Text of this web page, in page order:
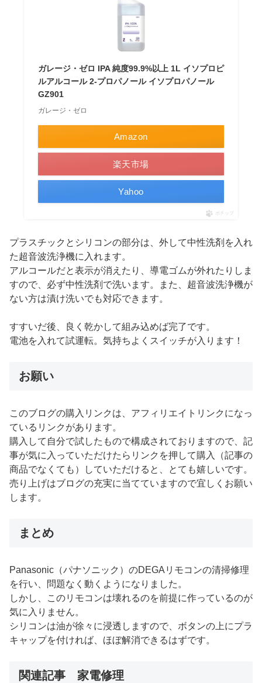
ガレージ・ゼロ IPA 純度99.9%以上 1L イソプロピ
ルアルコール 2-プロパノール イソプロパノール
GZ901
ガレージ・ゼロ
Amazon
楽天市場
Yahoo
ポチップ
プラスチックとシリコンの部分は、外して中性洗剤を入れ
た超音波洗浄機に入れます。
アルコールだと表示が消えたり、導電ゴムが外れたりしま
すので、必ず中性洗剤で洗います。また、超音波洗浄機が
ない方は漬け洗いでも対応できます。
すすいだ後、良く乾かして組み込めば完了です。
電池を入れて試運転。気持ちよくスイッチが入ります！
お願い
このブログの購入リンクは、アフィリエイトリンクになっ
ているリンクがあります。
購入して自分で試したもので構成されておりますので、記
事が気に入っていただけたらリンクを押して購入（記事の
商品でなくても）していただけると、とても嬉しいです。
売り上げはブログの充実に当てていますので宜しくお願い
します。
まとめ
Panasonic（パナソニック）のDEGAリモコンの清掃修理
を行い、問題なく動くようになりました。
しかし、このリモコンは壊れるのを前提に作っているのが
気に入りません。
シリコンは油が徐々に浸透しますので、ボタンの上にプラ
キャップを付ければ、ほぼ解消できるはずです。
関連記事 家電修理